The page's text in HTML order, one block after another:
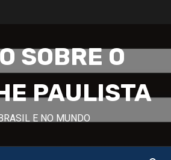
SOBRE O
PAULISTA
E NO MUNDO